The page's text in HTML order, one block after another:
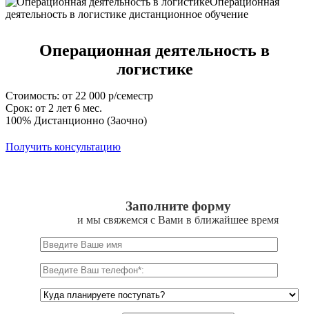
Операционная деятельность в
логистике
Стоимость: от 22 000 р/семестр
Срок: от 2 лет 6 мес.
100% Дистанционно (Заочно)
Получить консультацию
Заполните форму
и мы свяжемся с Вами в ближайшее время